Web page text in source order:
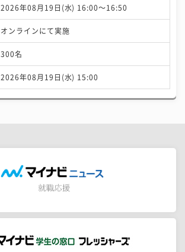
2026年08月19日(水) 16:00〜16:50
オンラインにて実施
300名
2026年08月19日(水) 15:00